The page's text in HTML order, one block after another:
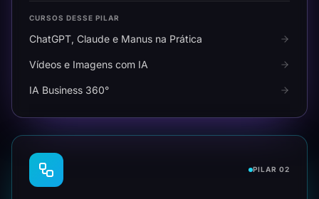
CURSOS DESSE PILAR
ChatGPT, Claude e Manus na Prática
Vídeos e Imagens com IA
IA Business 360°
PILAR 02